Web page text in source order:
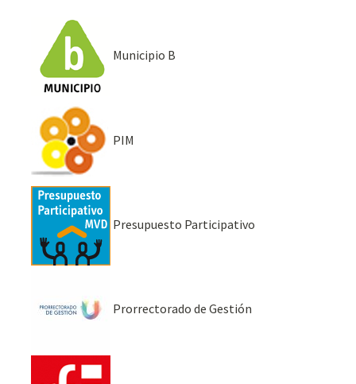
Municipio B
PIM
Presupuesto Participativo
Prorrectorado de Gestión